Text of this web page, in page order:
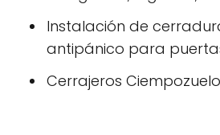
Instalación de
antipánico para
Cerrajeros